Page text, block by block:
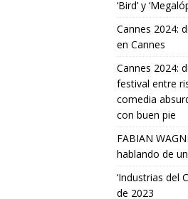
‘Bird’ y
Cannes 2024:
en Cannes
Cannes 2024:
festival entre
comedia
con buen pie
FABIAN
hablando de
‘Industrias del
de 2023